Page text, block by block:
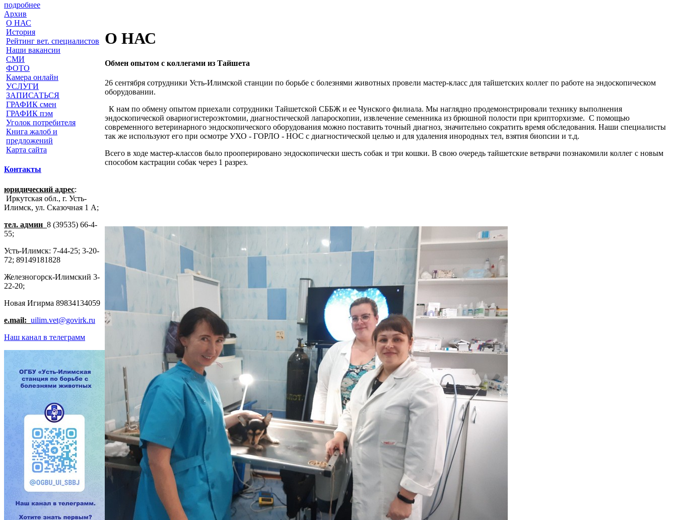
подробнее
Архив
О НАС
История
Рейтинг вет. специалистов
Наши вакансии
СМИ
ФОТО
Камера онлайн
УСЛУГИ
ЗАПИСАТЬСЯ
ГРАФИК смен
ГРАФИК пэм
Уголок потребителя
Книга жалоб и
предложений
Карта сайта
Контакты
юридический адрес:
Иркутская обл., г. Усть-
Илимск, ул. Сказочная 1 А;
тел. админ 8 (39535) 66-4-
55;
Усть-Илимск: 7-44-25; 3-20-
72; 89149181828
Железногорск-Илимский 3-
22-20;
Новая Игирма 89834134059
e.mail: uilim.vet@govirk.ru
Наш канал в телеграмм
О НАС
Обмен опытом с коллегами из Тайшета
26 сентября сотрудники Усть-Илимской станции по борьбе с болезнями животных провели мастер-класс для тайшетских коллег по работе на эндоскопическом
оборудовании.
К нам по обмену опытом приехали сотрудники Тайшетской СББЖ и ее Чунского филиала. Мы наглядно продемонстрировали технику выполнения
эндоскопической овариогистероэктомии, диагностической лапароскопии, извлечение семенника из брюшной полости при крипторхизме. С помощью
современного ветеринарного эндоскопического оборудования можно поставить точный диагноз, значительно сократить время обследования. Наши специалисты
так же используют его при осмотре УХО - ГОРЛО - НОС с диагностической целью и для удаления инородных тел, взятия биопсии и т.д.
Всего в ходе мастер-классов было прооперировано эндоскопически шесть собак и три кошки. В свою очередь тайшетские ветврачи познакомили коллег с новым
способом кастрации собак через 1 разрез.